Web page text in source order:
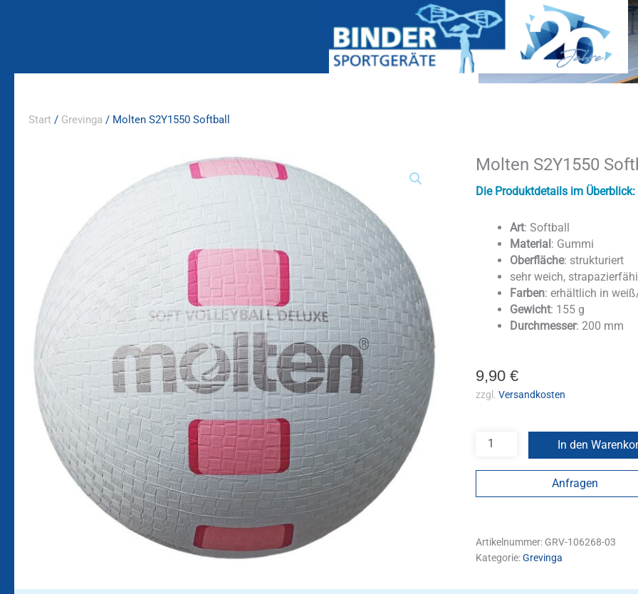
Start / Grevinga / Molten S2Y1550 Softball
Molten S2Y1550
Die Produktdetails im Überblick:
Art: Softball
Material : Gummi
Oberfläche: strukturiert
sehr weich,
Farben: erhältlich in
Gewicht: 155 g
Durchmesser: 200 mm
9,90 €
zzgl. Versandkosten
Molten
Softball
In den
Anfragen
Artikelnummer: GRV-106268-03
Kategorie:Grevinga